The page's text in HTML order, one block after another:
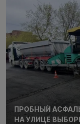
ПРОБНЫЙ
НА УЛИЦЕ